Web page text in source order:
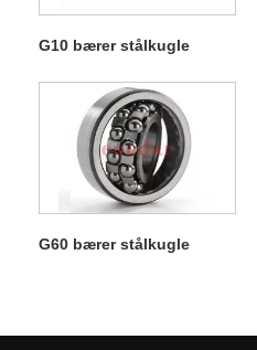
G10 bærer stålkugle
G60 bærer stålkugle